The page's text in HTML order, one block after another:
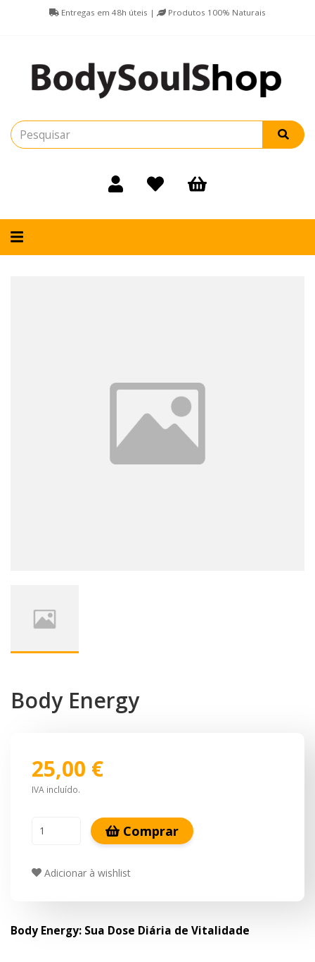
Entregas em 48h úteis | Produtos 100% Naturais
Alternar
Body Energy
25,00 €
IVA incluído.
Comprar
Adicionar à wishlist
Body Energy: Sua Dose Diária de Vitalidade